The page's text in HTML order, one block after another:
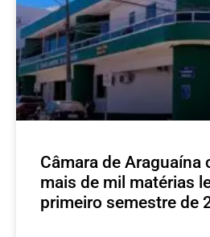
Câmara de Araguaína
mais de mil matérias
primeiro semestre de